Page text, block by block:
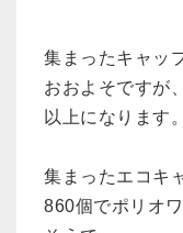
集まったキャッ
おおよそですが
以上になります。
集まったエコキ
860個でポリオ